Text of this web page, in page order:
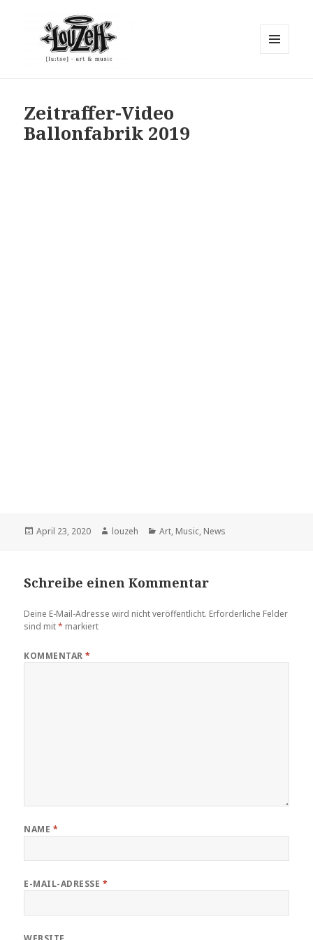
Zeitraffer-Video
Ballonfabrik 2019
Veröffentlicht
April 23, 2020 Autor
louzeh Kategorien
Art, Music, News
Schreibe einen Kommentar
Deine E-Mail-Adresse wird nicht veröffentlicht. Erforderliche Felder
sind mit* markiert
KOMMENTAR*
NAME *
E-MAIL-ADRESSE *